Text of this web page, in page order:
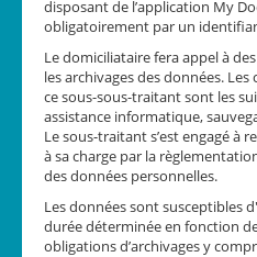
disposant de l’application My
obligatoirement par un
Le domiciliataire fera appel à
les archivages des données.
ce sous-sous-traitant sont les
assistance informatique,
Le sous-traitant s’est engagé à
à sa charge par la
des données personnelles.
Les données sont susceptibles
durée déterminée en fonction
obligations d’archivages y